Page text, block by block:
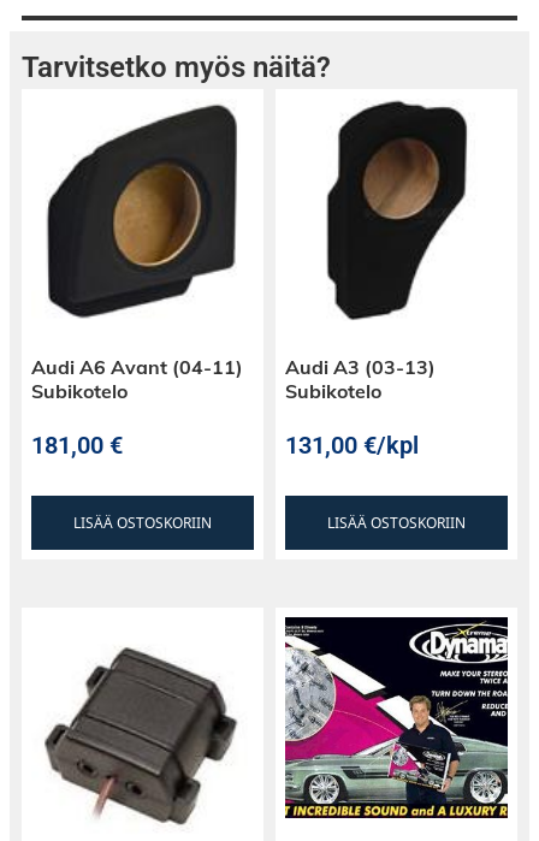
Tarvitsetko myös näitä?
Audi A6 Avant (04-11)
Subikotelo
181,00€
LISÄÄ OSTOSKORIIN
Audi A3 (03-13)
Subikotelo
131,00€/kpl
LISÄÄ OSTOSKORIIN